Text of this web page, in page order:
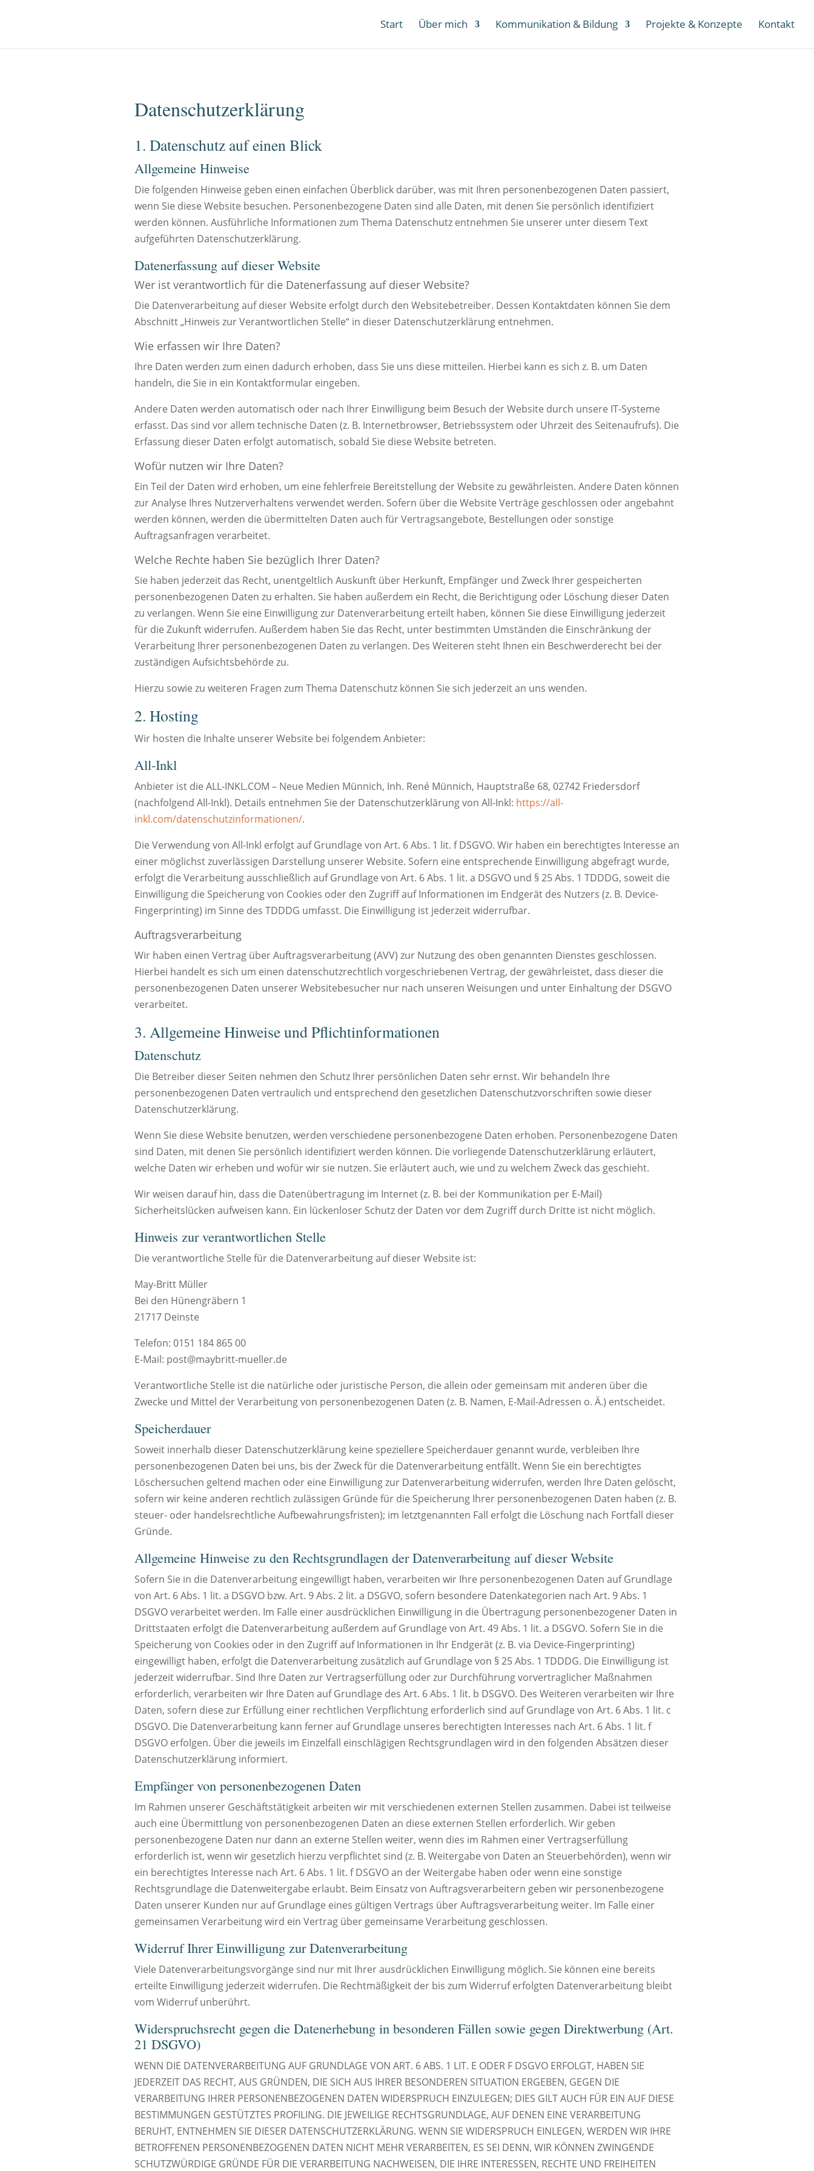
Start Über mich Kommunikation & Bildung Projekte & Konzepte Kontakt
Datenschutz­erklärung
1. Datenschutz auf einen Blick
Allgemeine Hinweise
Die folgenden Hinweise geben einen einfachen Überblick darüber, was mit Ihren personenbezogenen Daten passiert,
wenn Sie diese Website besuchen. Personenbezogene Daten sind alle Daten, mit denen Sie persönlich identifiziert
werden können. Ausführliche Informationen zum Thema Datenschutz entnehmen Sie unserer unter diesem Text
aufgeführten Datenschutzerklärung.
Datenerfassung auf dieser Website
Wer ist verantwortlich für die Datenerfassung auf dieser Website?
Die Datenverarbeitung auf dieser Website erfolgt durch den Websitebetreiber. Dessen Kontaktdaten können Sie dem
Abschnitt „Hinweis zur Verantwortlichen Stelle“ in dieser Datenschutzerklärung entnehmen.
Wie erfassen wir Ihre Daten?
Ihre Daten werden zum einen dadurch erhoben, dass Sie uns diese mitteilen. Hierbei kann es sich z. B. um Daten
handeln, die Sie in ein Kontaktformular eingeben.
Andere Daten werden automatisch oder nach Ihrer Einwilligung beim Besuch der Website durch unsere IT-Systeme
erfasst. Das sind vor allem technische Daten (z. B. Internetbrowser, Betriebssystem oder Uhrzeit des Seitenaufrufs). Die
Erfassung dieser Daten erfolgt automatisch, sobald Sie diese Website betreten.
Wofür nutzen wir Ihre Daten?
Ein Teil der Daten wird erhoben, um eine fehlerfreie Bereitstellung der Website zu gewährleisten. Andere Daten können
zur Analyse Ihres Nutzerverhaltens verwendet werden. Sofern über die Website Verträge geschlossen oder angebahnt
werden können, werden die übermittelten Daten auch für Vertragsangebote, Bestellungen oder sonstige
Auftragsanfragen verarbeitet.
Welche Rechte haben Sie bezüglich Ihrer Daten?
Sie haben jederzeit das Recht, unentgeltlich Auskunft über Herkunft, Empfänger und Zweck Ihrer gespeicherten
personenbezogenen Daten zu erhalten. Sie haben außerdem ein Recht, die Berichtigung oder Löschung dieser Daten
zu verlangen. Wenn Sie eine Einwilligung zur Datenverarbeitung erteilt haben, können Sie diese Einwilligung jederzeit
für die Zukunft widerrufen. Außerdem haben Sie das Recht, unter bestimmten Umständen die Einschränkung der
Verarbeitung Ihrer personenbezogenen Daten zu verlangen. Des Weiteren steht Ihnen ein Beschwerderecht bei der
zuständigen Aufsichtsbehörde zu.
Hierzu sowie zu weiteren Fragen zum Thema Datenschutz können Sie sich jederzeit an uns wenden.
2. Hosting
Wir hosten die Inhalte unserer Website bei folgendem Anbieter:
All-Inkl
Anbieter ist die ALL-INKL.COM – Neue Medien Münnich, Inh. René Münnich, Hauptstraße 68, 02742 Friedersdorf
(nachfolgend All-Inkl). Details entnehmen Sie der Datenschutzerklärung von All-Inkl: https://all-
inkl.com/datenschutzinformationen/.
Die Verwendung von All-Inkl erfolgt auf Grundlage von Art. 6 Abs. 1 lit. f DSGVO. Wir haben ein berechtigtes Interesse an
einer möglichst zuverlässigen Darstellung unserer Website. Sofern eine entsprechende Einwilligung abgefragt wurde,
erfolgt die Verarbeitung ausschließlich auf Grundlage von Art. 6 Abs. 1 lit. a DSGVO und § 25 Abs. 1 TDDDG, soweit die
Einwilligung die Speicherung von Cookies oder den Zugriff auf Informationen im Endgerät des Nutzers (z. B. Device-
Fingerprinting) im Sinne des TDDDG umfasst. Die Einwilligung ist jederzeit widerrufbar.
Auftragsverarbeitung
Wir haben einen Vertrag über Auftragsverarbeitung (AVV) zur Nutzung des oben genannten Dienstes geschlossen.
Hierbei handelt es sich um einen datenschutzrechtlich vorgeschriebenen Vertrag, der gewährleistet, dass dieser die
personenbezogenen Daten unserer Websitebesucher nur nach unseren Weisungen und unter Einhaltung der DSGVO
verarbeitet.
3. Allgemeine Hinweise und Pflicht­informationen
Datenschutz
Die Betreiber dieser Seiten nehmen den Schutz Ihrer persönlichen Daten sehr ernst. Wir behandeln Ihre
personenbezogenen Daten vertraulich und entsprechend den gesetzlichen Datenschutzvorschriften sowie dieser
Datenschutzerklärung.
Wenn Sie diese Website benutzen, werden verschiedene personenbezogene Daten erhoben. Personenbezogene Daten
sind Daten, mit denen Sie persönlich identifiziert werden können. Die vorliegende Datenschutzerklärung erläutert,
welche Daten wir erheben und wofür wir sie nutzen. Sie erläutert auch, wie und zu welchem Zweck das geschieht.
Wir weisen darauf hin, dass die Datenübertragung im Internet (z. B. bei der Kommunikation per E-Mail)
Sicherheitslücken aufweisen kann. Ein lückenloser Schutz der Daten vor dem Zugriff durch Dritte ist nicht möglich.
Hinweis zur verantwortlichen Stelle
Die verantwortliche Stelle für die Datenverarbeitung auf dieser Website ist:
May-Britt Müller
Bei den Hünengräbern 1
21717 Deinste
Telefon: 0151 184 865 00
E-Mail: post@maybritt-mueller.de
Verantwortliche Stelle ist die natürliche oder juristische Person, die allein oder gemeinsam mit anderen über die
Zwecke und Mittel der Verarbeitung von personenbezogenen Daten (z. B. Namen, E-Mail-Adressen o. Ä.) entscheidet.
Speicherdauer
Soweit innerhalb dieser Datenschutzerklärung keine speziellere Speicherdauer genannt wurde, verbleiben Ihre
personenbezogenen Daten bei uns, bis der Zweck für die Datenverarbeitung entfällt. Wenn Sie ein berechtigtes
Löschersuchen geltend machen oder eine Einwilligung zur Datenverarbeitung widerrufen, werden Ihre Daten gelöscht,
sofern wir keine anderen rechtlich zulässigen Gründe für die Speicherung Ihrer personenbezogenen Daten haben (z. B.
steuer- oder handelsrechtliche Aufbewahrungsfristen); im letztgenannten Fall erfolgt die Löschung nach Fortfall dieser
Gründe.
Allgemeine Hinweise zu den Rechtsgrundlagen der Datenverarbeitung auf dieser Website
Sofern Sie in die Datenverarbeitung eingewilligt haben, verarbeiten wir Ihre personenbezogenen Daten auf Grundlage
von Art. 6 Abs. 1 lit. a DSGVO bzw. Art. 9 Abs. 2 lit. a DSGVO, sofern besondere Datenkategorien nach Art. 9 Abs. 1
DSGVO verarbeitet werden. Im Falle einer ausdrücklichen Einwilligung in die Übertragung personenbezogener Daten in
Drittstaaten erfolgt die Datenverarbeitung außerdem auf Grundlage von Art. 49 Abs. 1 lit. a DSGVO. Sofern Sie in die
Speicherung von Cookies oder in den Zugriff auf Informationen in Ihr Endgerät (z. B. via Device-Fingerprinting)
eingewilligt haben, erfolgt die Datenverarbeitung zusätzlich auf Grundlage von § 25 Abs. 1 TDDDG. Die Einwilligung ist
jederzeit widerrufbar. Sind Ihre Daten zur Vertragserfüllung oder zur Durchführung vorvertraglicher Maßnahmen
erforderlich, verarbeiten wir Ihre Daten auf Grundlage des Art. 6 Abs. 1 lit. b DSGVO. Des Weiteren verarbeiten wir Ihre
Daten, sofern diese zur Erfüllung einer rechtlichen Verpflichtung erforderlich sind auf Grundlage von Art. 6 Abs. 1 lit. c
DSGVO. Die Datenverarbeitung kann ferner auf Grundlage unseres berechtigten Interesses nach Art. 6 Abs. 1 lit. f
DSGVO erfolgen. Über die jeweils im Einzelfall einschlägigen Rechtsgrundlagen wird in den folgenden Absätzen dieser
Datenschutzerklärung informiert.
Empfänger von personenbezogenen Daten
Im Rahmen unserer Geschäftstätigkeit arbeiten wir mit verschiedenen externen Stellen zusammen. Dabei ist teilweise
auch eine Übermittlung von personenbezogenen Daten an diese externen Stellen erforderlich. Wir geben
personenbezogene Daten nur dann an externe Stellen weiter, wenn dies im Rahmen einer Vertragserfüllung
erforderlich ist, wenn wir gesetzlich hierzu verpflichtet sind (z. B. Weitergabe von Daten an Steuerbehörden), wenn wir
ein berechtigtes Interesse nach Art. 6 Abs. 1 lit. f DSGVO an der Weitergabe haben oder wenn eine sonstige
Rechtsgrundlage die Datenweitergabe erlaubt. Beim Einsatz von Auftragsverarbeitern geben wir personenbezogene
Daten unserer Kunden nur auf Grundlage eines gültigen Vertrags über Auftragsverarbeitung weiter. Im Falle einer
gemeinsamen Verarbeitung wird ein Vertrag über gemeinsame Verarbeitung geschlossen.
Widerruf Ihrer Einwilligung zur Datenverarbeitung
Viele Datenverarbeitungsvorgänge sind nur mit Ihrer ausdrücklichen Einwilligung möglich. Sie können eine bereits
erteilte Einwilligung jederzeit widerrufen. Die Rechtmäßigkeit der bis zum Widerruf erfolgten Datenverarbeitung bleibt
vom Widerruf unberührt.
Widerspruchsrecht gegen die Datenerhebung in besonderen Fällen sowie gegen Direktwerbung (Art.
21 DSGVO)
WENN DIE DATENVERARBEITUNG AUF GRUNDLAGE VON ART. 6 ABS. 1 LIT. E ODER F DSGVO ERFOLGT, HABEN SIE
JEDERZEIT DAS RECHT, AUS GRÜNDEN, DIE SICH AUS IHRER BESONDEREN SITUATION ERGEBEN, GEGEN DIE
VERARBEITUNG IHRER PERSONENBEZOGENEN DATEN WIDERSPRUCH EINZULEGEN; DIES GILT AUCH FÜR EIN AUF DIESE
BESTIMMUNGEN GESTÜTZTES PROFILING. DIE JEWEILIGE RECHTSGRUNDLAGE, AUF DENEN EINE VERARBEITUNG
BERUHT, ENTNEHMEN SIE DIESER DATENSCHUTZERKLÄRUNG. WENN SIE WIDERSPRUCH EINLEGEN, WERDEN WIR IHRE
BETROFFENEN PERSONENBEZOGENEN DATEN NICHT MEHR VERARBEITEN, ES SEI DENN, WIR KÖNNEN ZWINGENDE
SCHUTZWÜRDIGE GRÜNDE FÜR DIE VERARBEITUNG NACHWEISEN, DIE IHRE INTERESSEN, RECHTE UND FREIHEITEN